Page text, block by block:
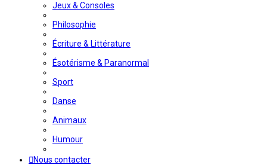
Jeux & Consoles
Philosophie
Écriture & Littérature
Ésotérisme & Paranormal
Sport
Danse
Animaux
Humour
Nous contacter